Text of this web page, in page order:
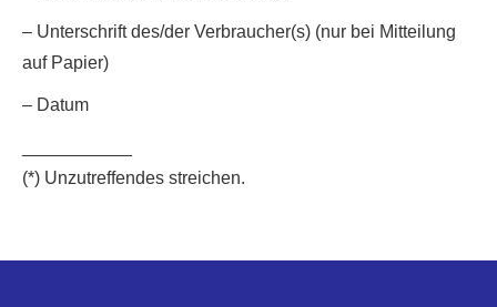
– Unterschrift des/der Verbraucher(s) (nur bei Mitteilung
auf Papier)
– Datum
(*) Unzutreffendes streichen.